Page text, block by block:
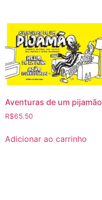
Aventuras de um pijamão
R$65.50
Adicionar ao carrinho